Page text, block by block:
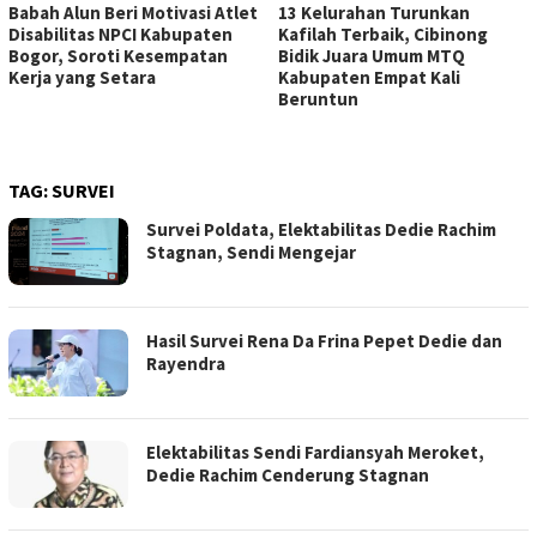
Babah Alun Beri Motivasi Atlet
Disabilitas NPCI Kabupaten
Bogor, Soroti Kesempatan
Kerja yang Setara
13 Kelurahan Turunkan
Kafilah Terbaik, Cibinong
Bidik Juara Umum MTQ
Kabupaten Empat Kali
Beruntun
TAG:SURVEI
Survei Poldata, Elektabilitas Dedie Rachim
Stagnan, Sendi Mengejar
Hasil Survei Rena Da Frina Pepet Dedie dan
Rayendra
Elektabilitas Sendi Fardiansyah Meroket,
Dedie Rachim Cenderung Stagnan